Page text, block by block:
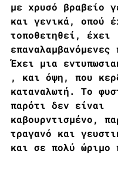
με χρυσό βραβείο
και γενικά, οπού
τοποθετηθεί, έχει
επαναλαμβανόμενες
Έχει μια
, και όψη, που
καταναλωτή. Το
παρότι δεν είναι
καβουρντισμένο,
τραγανό και
και σε πολύ ώριμο